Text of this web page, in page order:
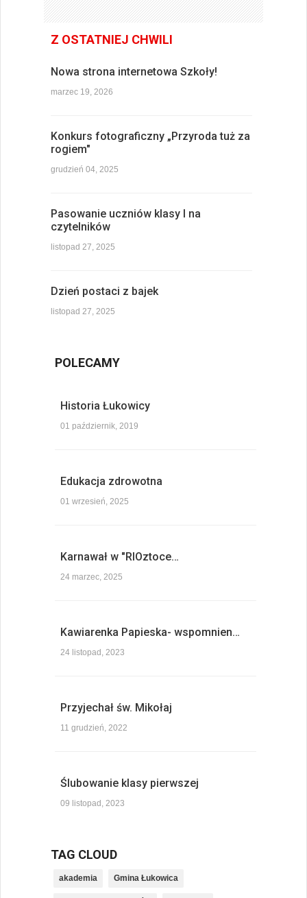
Z OSTATNIEJ CHWILI
Nowa strona internetowa Szkoły!
marzec 19, 2026
Konkurs fotograficzny „Przyroda tuż za
rogiem"
grudzień 04, 2025
Pasowanie uczniów klasy I na
czytelników
listopad 27, 2025
Dzień postaci z bajek
listopad 27, 2025
POLECAMY
Historia Łukowicy
01 październik, 2019
Edukacja zdrowotna
01 wrzesień, 2025
Karnawał w "RIOztoce…
24 marzec, 2025
Kawiarenka Papieska- wspomnien…
24 listopad, 2023
Przyjechał św. Mikołaj
11 grudzień, 2022
Ślubowanie klasy pierwszej
09 listopad, 2023
TAG CLOUD
akademia Gmina Łukowica